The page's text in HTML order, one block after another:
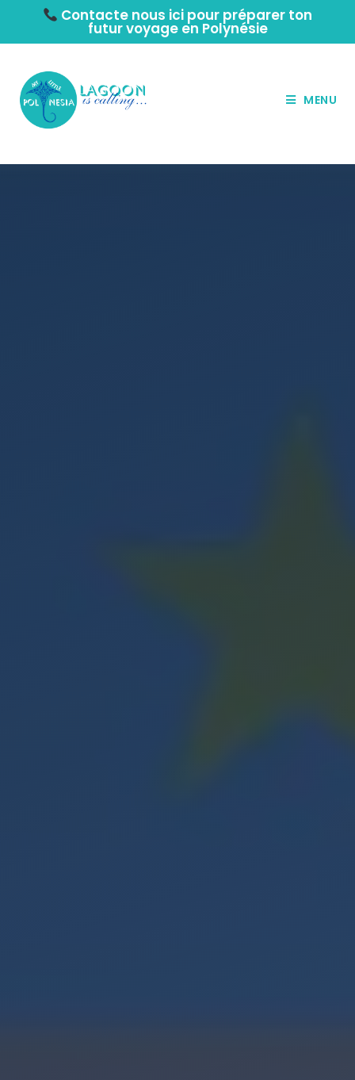
Contacte nous ici pour préparer ton
futur voyage en Polynésie
MENU